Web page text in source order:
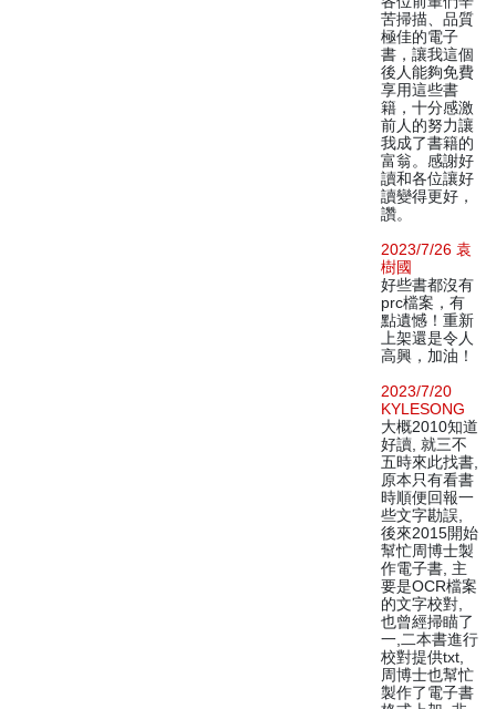
苦掃描、品質
極佳的電子
書，讓我這個
後人能夠免費
享用這些書
籍，十分感激
前人的努力讓
我成了書籍的
富翁。感謝好
讀和各位讓好
讀變得更好，
讚。
2023/7/26 袁
樹國
好些書都沒有
prc檔案，有
點遺憾！重新
上架還是令人
高興，加油！
2023/7/20
KYLESONG
大概2010知道
好讀, 就三不
五時來此找書,
原本只有看書
時順便回報一
些文字勘誤,
後來2015開始
幫忙周博士製
作電子書, 主
要是OCR檔案
的文字校對,
也曾經掃瞄了
一,二本書進行
校對提供txt,
周博士也幫忙
製作了電子書